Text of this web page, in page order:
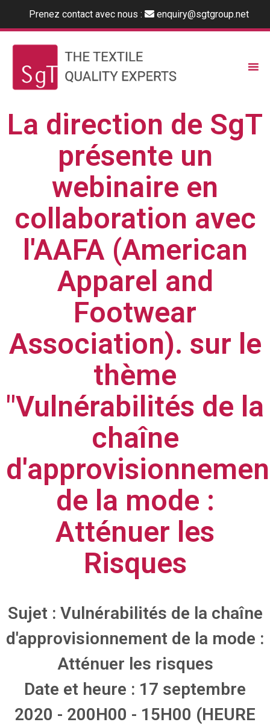
Prenez contact avec nous : enquiry@sgtgroup.net
La direction de SgT
présente un
webinaire en
collaboration avec
l'AAFA (American
Apparel and
Footwear
Association). sur le
thème
"Vulnérabilités de la
chaîne
de la mode :
Atténuer les
Risques
Sujet : Vulnérabilités de la chaîne
d'approvisionnement de la mode :
Atténuer les risques
Date et heure : 17 septembre
2020 - 200H00 - 15H00 (HEURE